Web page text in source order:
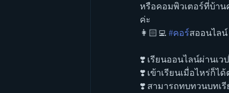
หรือคอมพิวเตอร์ที่บ้าน
ค่ะ
👩🏻‍💻 #คอร์สออนไลน์
❣️ เรียนออนไลน์ผ่านเ
❣️ เข้าเรียนเมื่อไหร่ก็ไ
❣️ สามารถทบทวนบทเ